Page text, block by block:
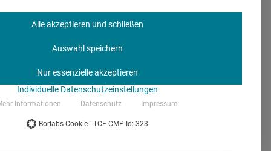
das Marketing
Gesundheit: Eine
Kurze
der
ist, indem Sie
hier als Symbol für
Alle akzeptieren und schließen
Auswahl speichern
Nur essenzielle akzeptieren
Individuelle Datenschutzeinstellungen
Informationen Datenschutz Impressum
Borlabs Cookie - TCF-CMP Id: 323